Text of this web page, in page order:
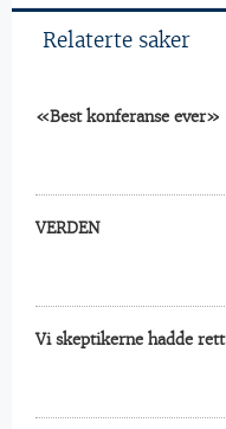
Relaterte saker
«Best konferanse ever»
VERDEN
Vi skeptikerne hadde rett